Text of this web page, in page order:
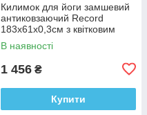
Килимок для йоги замшевий
антиковзаючий Record
183x61x0,3см з квітковим
принтом
В наявності
1 456 ₴
Купити